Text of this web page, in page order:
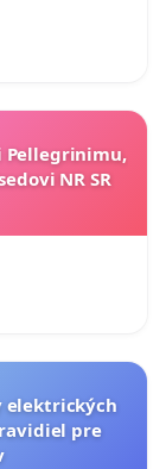
Pellegrinimu,
NR SR
elektrických
pre